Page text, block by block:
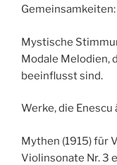
Gemeinsamkeiten:
Mystische
Modale Melodien,
beeinflusst sind.
Werke, die Enescu
Mythen (1915) für
Violinsonate Nr. 3